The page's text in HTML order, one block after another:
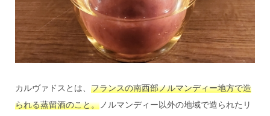
カルヴァドスとは、 フランスの南西部ノルマンディー地方で造
られる蒸留酒のこと。ノルマンディー以外の地域で造られたリ